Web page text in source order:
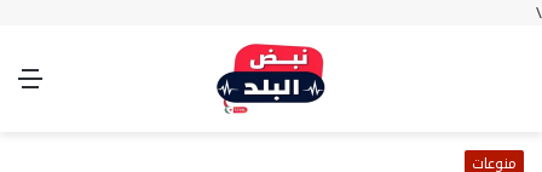
\
الوضع
منوعات